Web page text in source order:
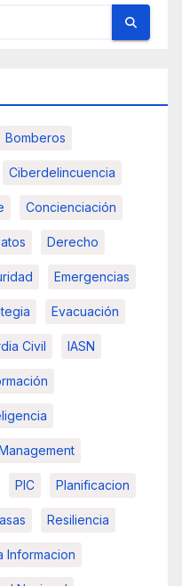
Bomberos
Ciberdelincuencia
Concienciación
Derecho
Emergencias
Evacuación
Civil IASN
PIC Planificacion
Resiliencia
Informacion